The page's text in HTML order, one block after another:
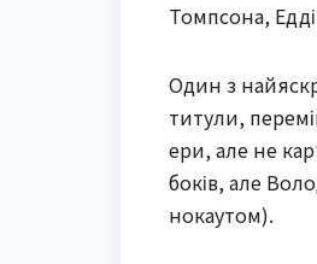
Томпсона,
Один з
титули,
ери, але не
боків, але
нокаутом).